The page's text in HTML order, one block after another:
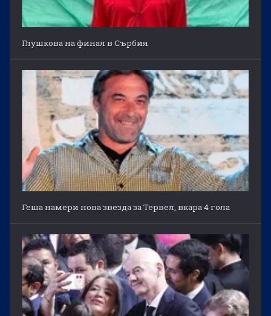
Глушкова на финал в Сърбия
Геша намери нова звезда за Тервел, вкара 4 гола